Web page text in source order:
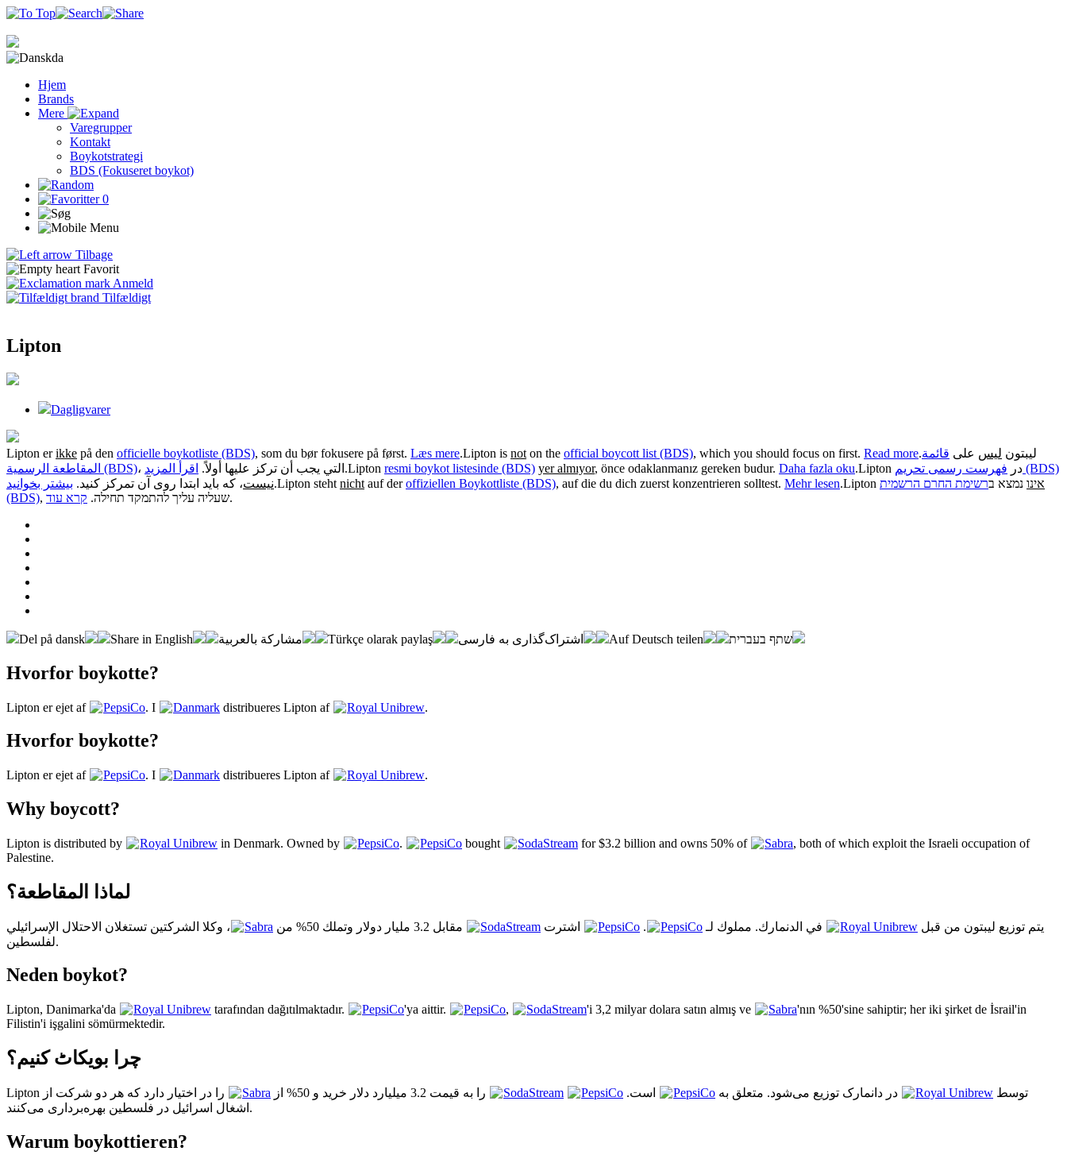
da
Hjem
Brands
Mere
Varegrupper
Kontakt
Boykotstrategi
BDS (Fokuseret boykot)
0
Tilbage
Favorit
Anmeld
Tilfældigt
Lipton
Dagligvarer
Lipton erikke på den officielle boykotliste (BDS), som du bør fokusere på først. Læs mere.Lipton is not on the official boycott list (BDS), which you should focus on first. Read more. ليبتون ليس على قائمة
المقاطعة الرسمية (BDS)
، التي يجب أن تركز عليها أولاً. اقرأ المزيد .Lipton resmi boykot listesinde (BDS) yer almıyor, önce odaklanmanız gereken budur. Daha fazla oku. Lipton در فهرست رسمی تحریم (BDS)
نیست، که باید ابتدا روی آن تمرکز کنید. بیشتر بخوانید .Lipton steht nicht auf deroffiziellen Boykottliste (BDS), auf die du dich zuerst konzentrieren solltest. Mehr lesen.Lipton אינו נמצא ברשימת החרם הרשמית
(BDS)
, שעליה עליך להתמקד תחילה. קרא עוד .
Del på dansk Share in English مشاركة بالعربية Türkçe olarak paylaş اشتراک‌گذاری به فارسی Auf Deutsch teilen שתף בעברית
Hvorfor boykotte?
Lipton er ejet af PepsiCo. I Danmark distribueres Lipton af Royal Unibrew.
Hvorfor boykotte?
Lipton er ejet af PepsiCo. I Danmark distribueres Lipton af Royal Unibrew.
Why boycott?
Lipton is distributed by Royal Unibrew in Denmark. Owned by PepsiCo. PepsiCo bought SodaStream for $3.2 billion and owns 50% of Sabra, both of which exploit the Israeli occupation of
Palestine.
لماذا المقاطعة؟
يتم توزيع ليبتون من قبل Royal Unibrew في الدنمارك. مملوك لـ PepsiCo
.
PepsiCo اشترت SodaStream مقابل 3.2 مليار دولار وتملك 50% من Sabra
، وكلا الشركتين تستغلان الاحتلال الإسرائيلي
لفلسطين.
Neden boykot?
Lipton, Danimarka'da Royal Unibrew tarafından dağıtılmaktadır. PepsiCo'ya aittir. PepsiCo, SodaStream'i 3,2 milyar dolara satın almış ve Sabra'nın %50'sine sahiptir; her iki şirket de İsrail'in
Filistin'i işgalini sömürmektedir.
چرا بویکاٹ کنیم؟
Lipton توسط Royal Unibrew در دانمارک توزیع می‌شود. متعلق به PepsiCo است. PepsiCo
SodaStream را به قیمت 3.2 میلیارد دلار خرید و 50% از Sabra
را در اختیار دارد که هر دو شرکت از
اشغال اسرائیل در فلسطین بهره‌برداری می‌کنند.
Warum boykottieren?